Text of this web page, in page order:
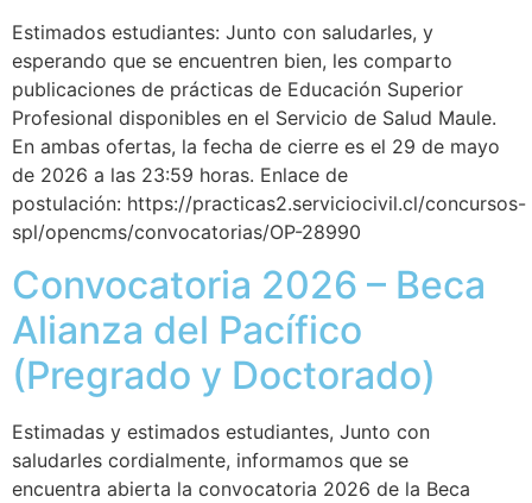
Estimados estudiantes: Junto con saludarles, y
esperando que se encuentren bien, les comparto
publicaciones de prácticas de Educación Superior
Profesional disponibles en el Servicio de Salud Maule.
En ambas ofertas, la fecha de cierre es el 29 de mayo
de 2026 a las 23:59 horas. Enlace de
postulación: https://practicas2.serviciocivil.cl/concursos-
spl/opencms/convocatorias/OP-28990
Convocatoria 2026 – Beca
Alianza del Pacífico
(Pregrado y Doctorado)
Estimadas y estimados estudiantes, Junto con
saludarles cordialmente, informamos que se
encuentra abierta la convocatoria 2026 de la Beca